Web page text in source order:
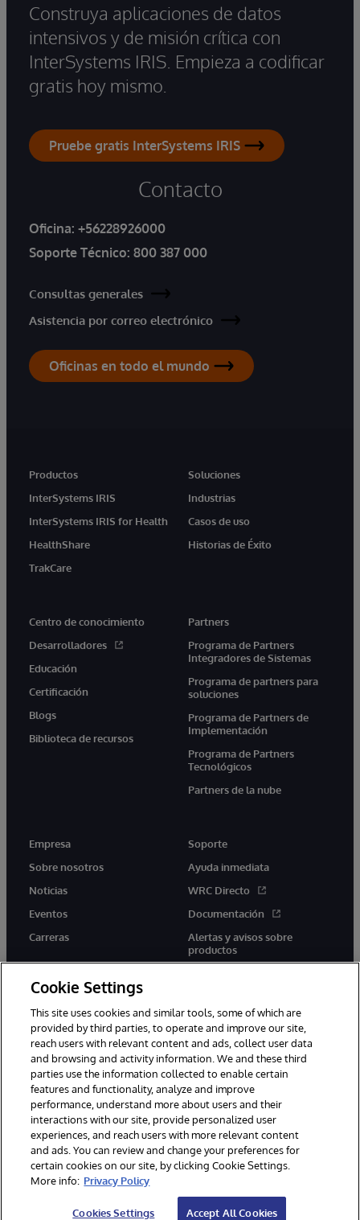
Construya aplicaciones de datos
intensivos y de misión crítica con
InterSystems IRIS. Empieza a codificar
gratis hoy mismo.
Pruebe gratis InterSystems IRIS
Contacto
Oficina: +56228926000
Soporte Técnico: 800 387 000
Consultas generales
Asistencia por correo electrónico
Oficinas en todo el mundo
Productos
InterSystems IRIS
InterSystems IRIS for Health
HealthShare
TrakCare
Soluciones
Industrias
Casos de uso
Historias de Éxito
Centro de conocimiento
Desarrolladores
Educación
Certificación
Blogs
Biblioteca de recursos
Partners
Programa de Partners
Integradores de Sistemas
Programa de partners para
soluciones
Programa de Partners de
Implementación
Programa de Partners
Tecnológicos
Partners de la nube
Empresa
Sobre nosotros
Noticias
Eventos
Carreras
Soporte
Ayuda inmediata
WRC Directo
Documentación
Alertas y avisos sobre
productos
twitter youtubefacebooklinkedin
1996-2026 InterSystems Corporation, Boston, MA. Todos los
derechos reservados.
Avisos/Términos y condiciones
Declaración de privacidad
Garantía
Accesibilidad
Cookie Settings
This site uses cookies and similar tools, some of which are
provided by third parties, to operate and improve our site,
reach users with relevant content and ads, collect user data
and browsing and activity information. We and these third
parties use the information collected to enable certain
features and functionality, analyze and improve
performance, understand more about users and their
interactions with our site, provide personalized user
experiences, and reach users with more relevant content
and ads. You can review and change your preferences for
certain cookies on our site, by clicking Cookie Settings.
More info: Privacy Policy
Cookies Settings Accept All Cookies